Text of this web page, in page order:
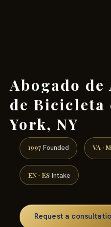
Abogado de
de Bicicleta
York, NY
1997 Founded VA ·
EN · ES Intake
Request a